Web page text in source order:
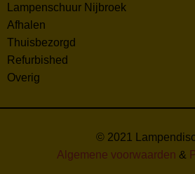
Lampenschuur Nijbroek
Afhalen
Thuisbezorgd
Refurbished
Overig
© 2021
Algemene voorwaarden &